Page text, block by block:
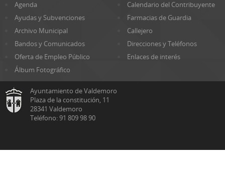
Agenda
Calendario del Contribuyente
Ayudas y Subvenciones
Farmacias de Guardia
Archivo Municipal
Callejero
Bandos y Comunicados
Direcciones y Teléfonos
Oferta de Empleo Público
Enlaces de interés
Álbum Fotográfico
Ayuntamiento de Valdemoro
Plaza de la constitución, 11
28341 Valdemoro
Teléfono: 91 809 98 90